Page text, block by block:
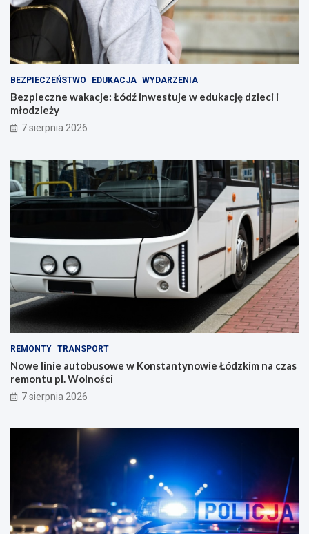
BEZPIECZEŃSTWO EDUKACJA WYDARZENIA
Bezpieczne wakacje: Łódź inwestuje w edukację dzieci i
młodzieży
7 sierpnia 2026
REMONTY TRANSPORT
Nowe linie autobusowe w Konstantynowie Łódzkim na czas
remontu pl. Wolności
7 sierpnia 2026